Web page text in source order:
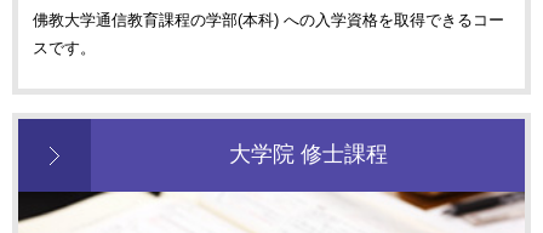
佛教大学通信教育課程の学部(本科) への入学資格を取得できるコー
スです。
大学院 修士課程